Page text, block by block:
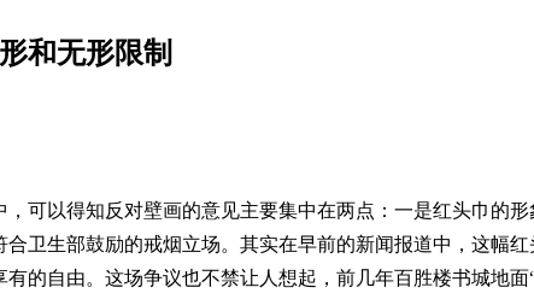
和无形限制
可以得知反对壁画的意见主要集中在两点：一是红头巾的
卫生部鼓励的戒烟立场。其实在早前的新闻报道中，这幅
的自由。这场争议也不禁让人想起，前几年百胜楼书城地